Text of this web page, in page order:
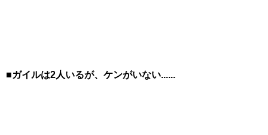
■ガイルは2人いるが、ケンがいない......